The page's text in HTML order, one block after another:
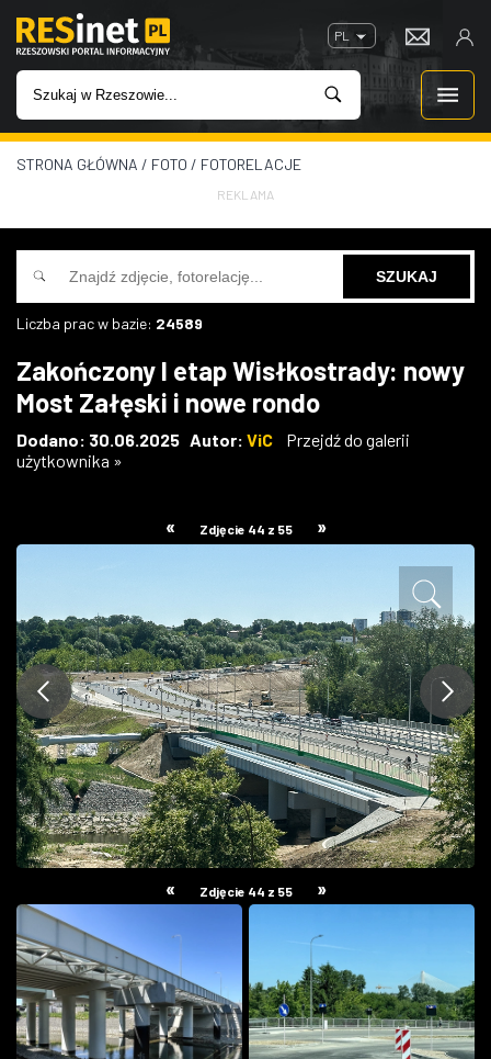
PL
WIADOMOŚCI
INWESTYCJE
IMPREZY
W KINACH
GASTRONOMIA
STRONA GŁÓWNA / FOTO / FOTORELACJE
REKLAMA
Liczba prac w bazie: 24589
Zakończony I etap Wisłkostrady: nowy
Most Załęski i nowe rondo
Dodano: 30.06.2025 Autor: ViC
Przejdź do galerii
użytkownika »
« Zdjęcie 44 z 55 »
« Zdjęcie 44 z 55 »